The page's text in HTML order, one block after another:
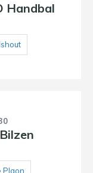
Handbal
Plaon